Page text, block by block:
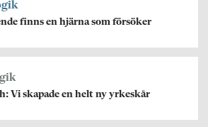
finns en hjärna som försöker
Vi skapade en helt ny yrkeskår